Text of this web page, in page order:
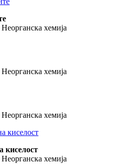
хемија
хемија
хемија
киселост
хемија